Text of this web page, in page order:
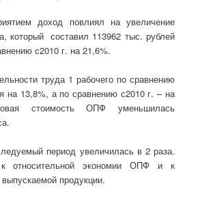
доход повлиял на увеличение
который составил 113962 тыс. рублей
с2010 г. на 21,6%.
труда 1 рабочего по сравнению
на 13,8%, а по сравнению с2010 г. – на
стоимость ОПФ уменьшилась
период увеличилась в 2 раза.
экономии ОПФ и к
продукции.